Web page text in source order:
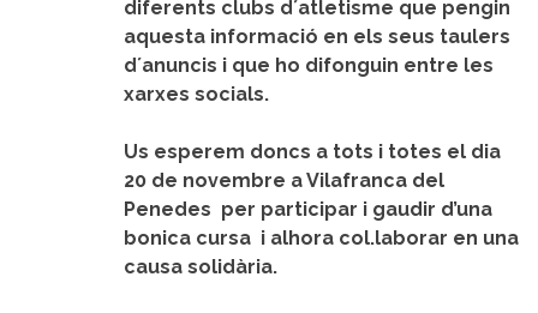
diferents clubs d´atletisme que pengin
aquesta informació en els seus taulers
d´anuncis i que ho difonguin entre les
xarxes socials.
Us esperem doncs a tots i totes el dia
20 de novembre a Vilafranca del
Penedes per participar i gaudir d’una
bonica cursa i alhora col.laborar en una
causa solidària.